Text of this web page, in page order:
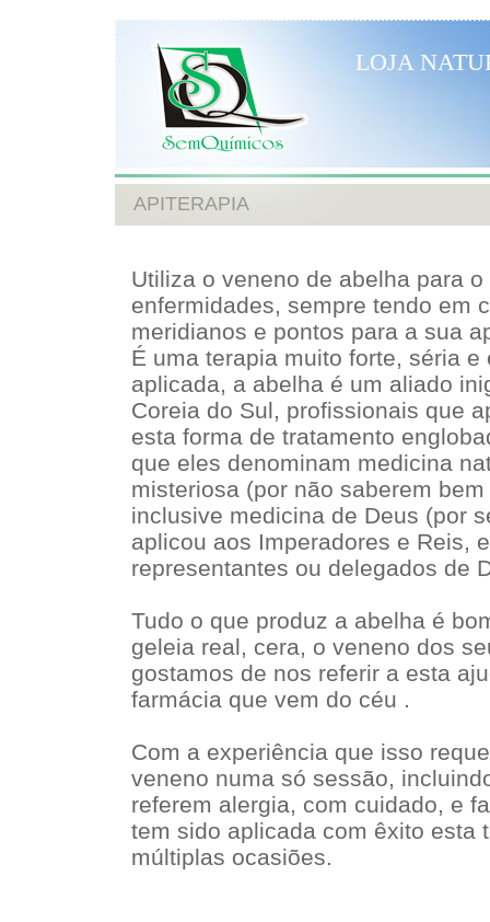
LOJA
APITERAPIA
Utiliza o veneno de abelha para
enfermidades, sempre tendo em
meridianos e pontos para a sua
É uma terapia muito forte, séria
aplicada, a abelha é um aliado
Coreia do Sul, profissionais que
esta forma de tratamento
que eles denominam medicina
misteriosa (por não saberem
inclusive medicina de Deus (por
aplicou aos Imperadores e Reis,
representantes ou delegados de
Tudo o que produz a abelha é
geleia real, cera, o veneno dos
gostamos de nos referir a esta
farmácia que vem do céu .
Com a experiência que isso
veneno numa só sessão,
referem alergia, com cuidado, e
tem sido aplicada com êxito esta
múltiplas ocasiões.